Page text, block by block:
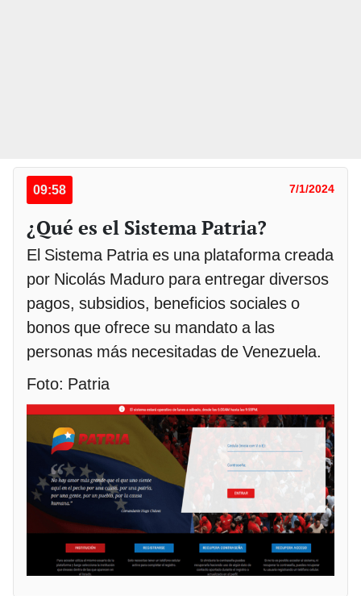
09:58 7/1/2024
¿Qué es el Sistema Patria?
El Sistema Patria es una plataforma creada
por Nicolás Maduro para entregar diversos
pagos, subsidios, beneficios sociales o
bonos que ofrece su mandato a las
personas más necesitadas de Venezuela.
Foto: Patria